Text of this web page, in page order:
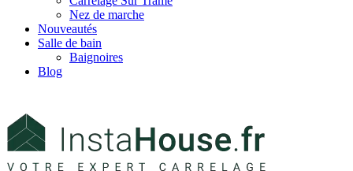
Nez de marche
Nouveautés
Salle de bain
Baignoires
Blog